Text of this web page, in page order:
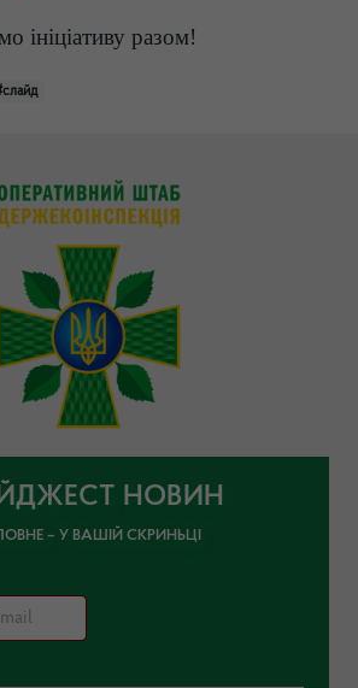
ініціативу разом!
НОВИН
– У ВАШІЙ СКРИНЬЦІ